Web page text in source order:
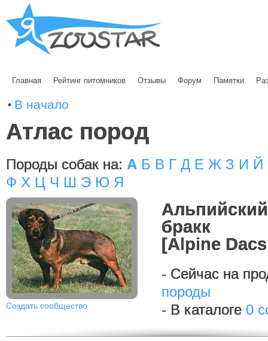
Главная Рейтинг питомников Отзывы Форум Памятки
В начало
Атлас пород
Породы собак на: А Б В Г Д Е Ж З И Й
Ф Х Ц Ч Ш Э Ю Я
Создать сообщество
бракк
[Alpine
- Сейчас на
породы
- В каталоге 0